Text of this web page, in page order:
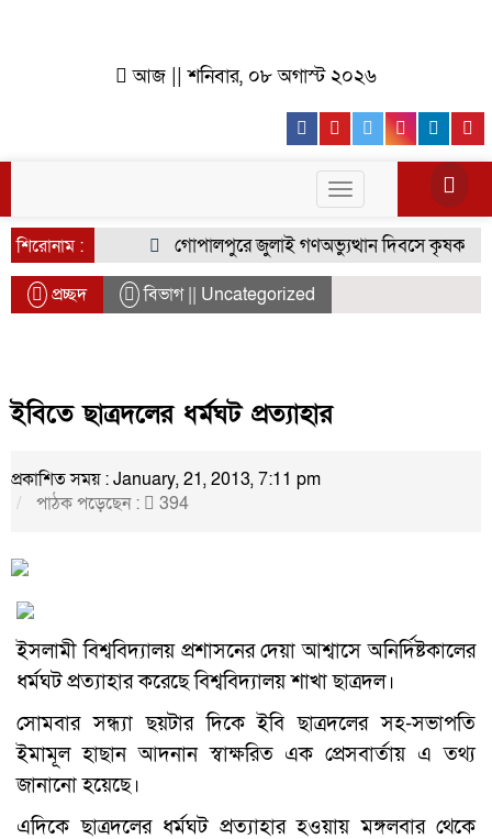
আজ || শনিবার, ০৮ অগাস্ট ২০২৬
Facebook
YoutubeTwitter
Toggle
navigation
শিরোনাম :
গোপালপুরে জুলাই গণঅভ্যুত্থান দিবসে কৃষক
প্রচ্ছদ বিভাগ || Uncategorized
ইবিতে ছাত্রদলের ধর্মঘট প্রত্যাহার
প্রকাশিত সময় : January, 21, 2013, 7:11 pm
পাঠক পড়েছেন :
394
ইসলামী বিশ্ববিদ্যালয় প্রশাসনের দেয়া আশ্বাসে অনির্দিষ্টকালের
ধর্মঘট প্রত্যাহার করেছে বিশ্ববিদ্যালয় শাখা ছাত্রদল।
সোমবার সন্ধ্যা ছয়টার দিকে ইবি ছাত্রদলের সহ-সভাপতি
ইমামূল হাছান আদনান স্বাক্ষরিত এক প্রেসবার্তায় এ তথ্য
জানানো হয়েছে।
এদিকে ছাত্রদলের ধর্মঘট প্রত্যাহার হওয়ায় মঙ্গলবার থেকে